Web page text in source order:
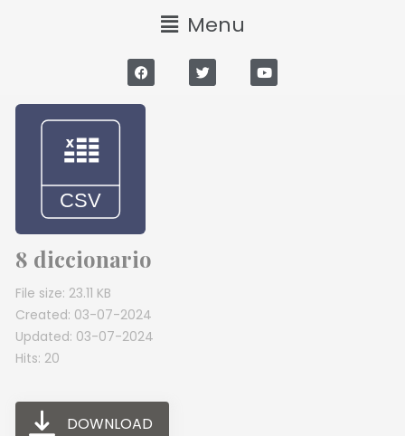
Menu
8 diccionario
File size: 23.11 KB
Created: 03-07-2024
Updated: 03-07-2024
Hits: 20
DOWNLOAD